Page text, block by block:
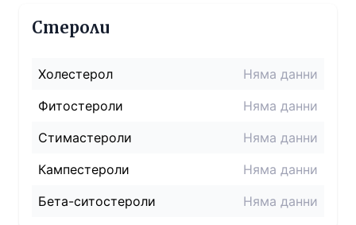
Стероли
Холестерол
Няма данни
Фитостероли
Няма данни
Стимастероли
Няма данни
Кампестероли
Няма данни
Бета-ситостероли
Няма данни